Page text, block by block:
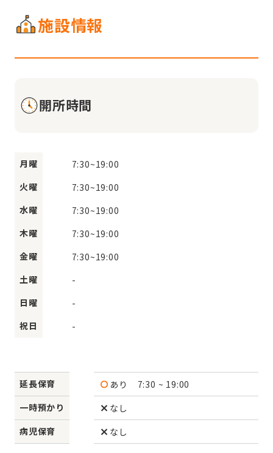
施設情報
開所時間
月曜 7:30~19:00
火曜
7:30~19:00
水曜
7:30~19:00
木曜
7:30~19:00
金曜
7:30~19:00
土曜
-
日曜
-
祝日
-
延長保育 あり
7:30 ~ 19:00
一時預かり
なし
病児保育
なし